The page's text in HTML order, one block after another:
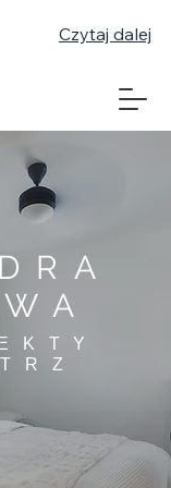
Czytaj dalej